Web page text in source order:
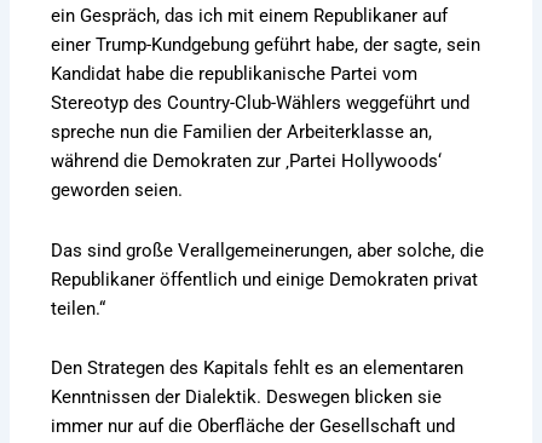
ein Gespräch, das ich mit einem Republikaner auf
einer Trump-Kundgebung geführt habe, der sagte, sein
Kandidat habe die republikanische Partei vom
Stereotyp des Country-Club-Wählers weggeführt und
spreche nun die Familien der Arbeiterklasse an,
während die Demokraten zur ‚Partei Hollywoods‘
geworden seien.
Das sind große Verallgemeinerungen, aber solche, die
Republikaner öffentlich und einige Demokraten privat
teilen.“
Den Strategen des Kapitals fehlt es an elementaren
Kenntnissen der Dialektik. Deswegen blicken sie
immer nur auf die Oberfläche der Gesellschaft und